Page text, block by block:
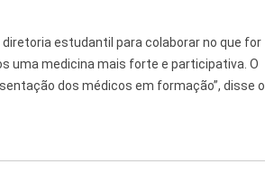
estudantil para colaborar no que for
uma medicina mais forte e participativa. O
dos médicos em formação”, disse o